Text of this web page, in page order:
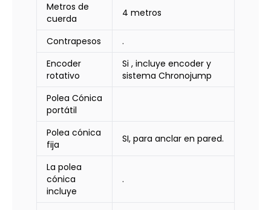
Metros de
cuerda
4 metros
Contrapesos
.
Encoder
rotativo
Si , incluye encoder y
sistema Chronojump
Polea Cónica
portátil
Polea cónica
fija
SI, para anclar en pared.
La polea
cónica
incluye
.